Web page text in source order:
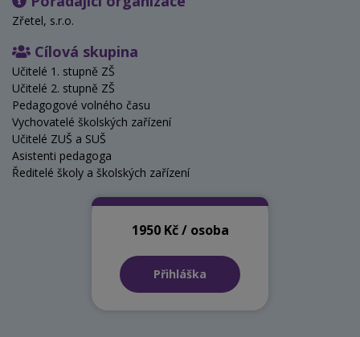
Zřetel, s.r.o.
Cílová skupina
Učitelé 1. stupně ZŠ
Učitelé 2. stupně ZŠ
Pedagogové volného času
Vychovatelé školských zařízení
Učitelé ZUŠ a SUŠ
Asistenti pedagoga
Ředitelé školy a školských zařízení
1950 Kč / osoba
Přihláška